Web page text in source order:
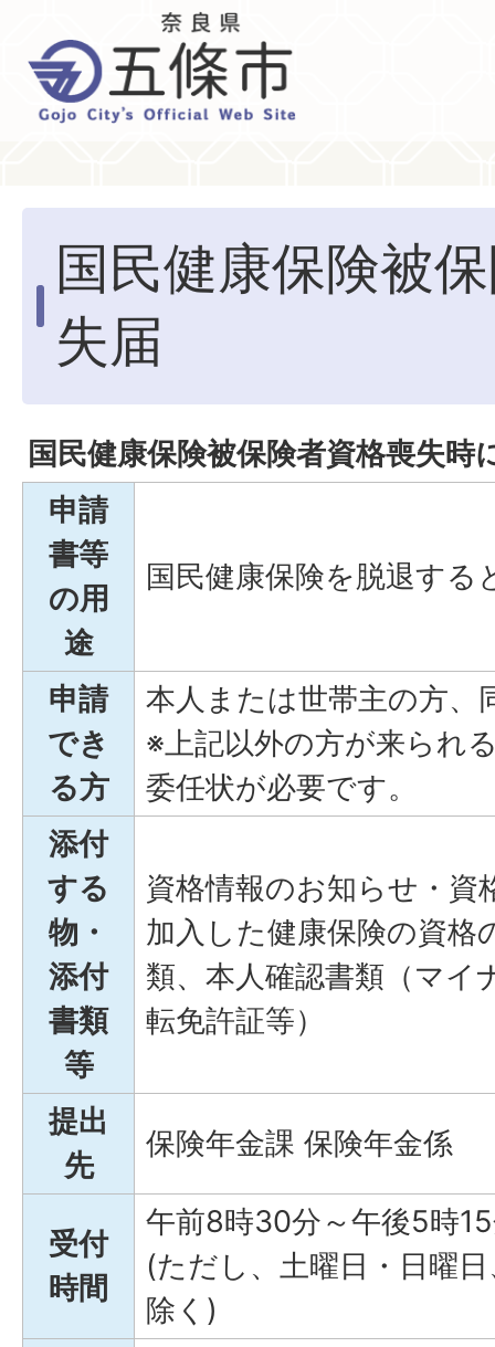
国民健康保険被
失届
国民健康保険被保険者資格喪失時
申請
書等
の用
途
国民健康保険を脱退する
申請
でき
る方
本人または世帯主の方、
※上記以外の方が来られ
委任状が必要です。
添付
する
物・
添付
書類
等
資格情報のお知らせ・資
加入した健康保険の資格
類、本人確認書類（マイ
転免許証等）
提出
先
保険年金課 保険年金係
受付
時間
午前8時30分～午後5時
(ただし、土曜日・日曜
除く)